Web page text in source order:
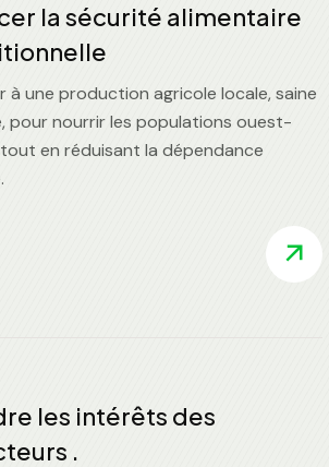
la sécurité alimentaire
à une production agricole locale, saine
pour nourrir les populations ouest-
en réduisant la dépendance
les intérêts des
.